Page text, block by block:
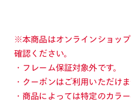
※本商品はオンラインショッ
確認ください。
・フレーム保証対象外です。
・クーポンはご利用いただけま
・商品によっては特定のカラ